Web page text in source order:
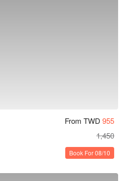
From TWD 955
1,450
Book For 08/10